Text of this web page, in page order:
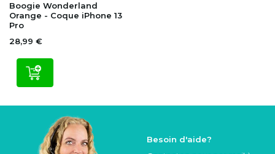
Boogie Wonderland
Orange - Coque iPhone 13
Pro
28,99 €
Besoin d'aide?